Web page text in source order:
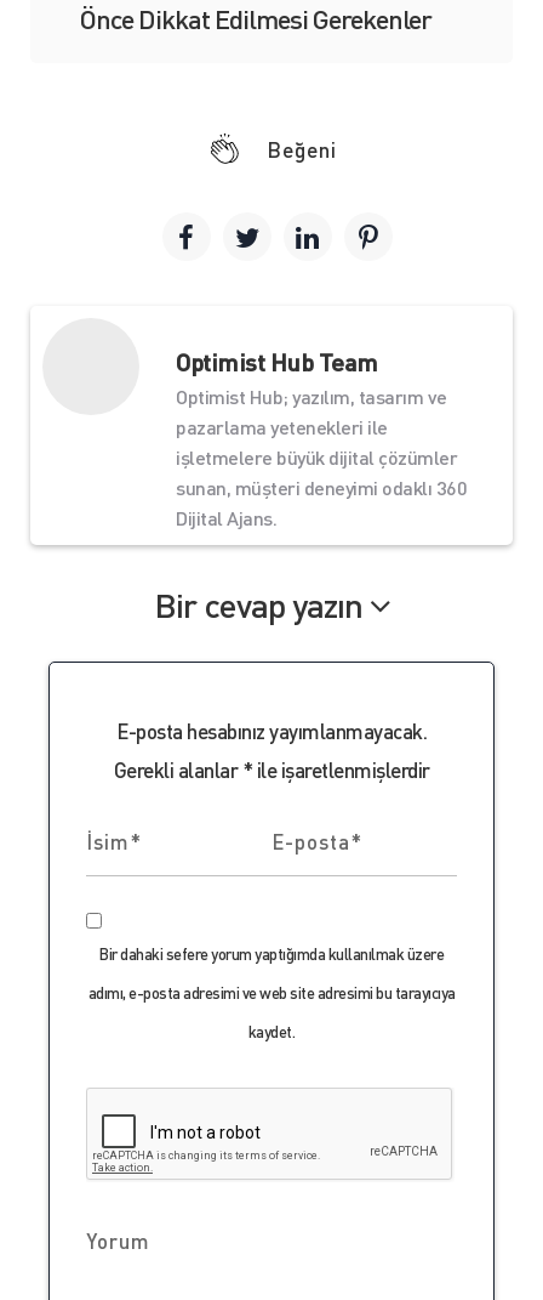
Önce Dikkat Edilmesi Gerekenler
Beğeni
Optimist Hub Team
Optimist Hub; yazılım, tasarım ve
pazarlama yetenekleri ile
işletmelere büyük dijital çözümler
sunan, müşteri deneyimi odaklı 360
Dijital Ajans.
Bir cevap yazın
E-posta hesabınız yayımlanmayacak.
Gerekli alanlar* ile işaretlenmişlerdir
Bir dahaki sefere yorum yaptığımda kullanılmak üzere
adımı, e-posta adresimi ve web site adresimi bu tarayıcıya
kaydet.